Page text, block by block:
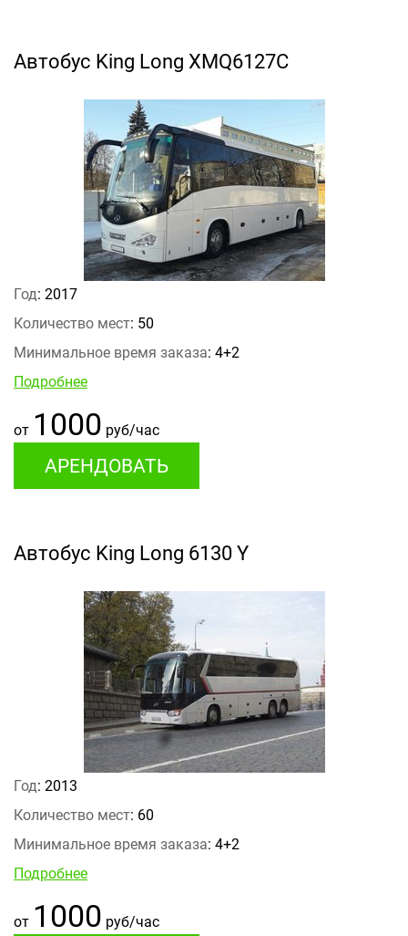
Автобус King Long XMQ6127С
Год: 2017
Количество мест: 50
Минимальное время заказа: 4+2
Подробнее
от 1000 руб/час
АРЕНДОВАТЬ
Автобус King Long 6130 Y
Год: 2013
Количество мест: 60
Минимальное время заказа: 4+2
Подробнее
от 1000 руб/час